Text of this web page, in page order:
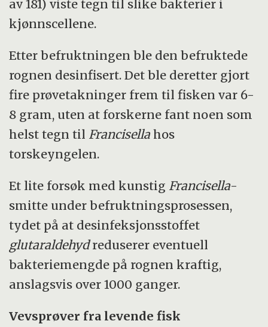
av 181) viste tegn til slike bakterier i
kjønnscellene.
Etter befruktningen ble den befruktede
rognen desinfisert. Det ble deretter gjort
fire prøvetakninger frem til fisken var 6-
8 gram, uten at forskerne fant noen som
helst tegn til Francisella hos
torskeyngelen.
Et lite forsøk med kunstig Francisella-
smitte under befruktningsprosessen,
tydet på at desinfeksjonsstoffet
glutaraldehydreduserer eventuell
bakteriemengde på rognen kraftig,
anslagsvis over 1000 ganger.
Vevsprøver fra levende fisk